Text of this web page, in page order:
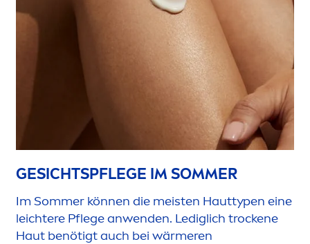
GESICHTSPFLEGE IM SOMMER
Im Sommer können die meisten Hauttypen eine
leichtere Pflege anwenden. Lediglich trockene
Haut benötigt auch bei wärmeren